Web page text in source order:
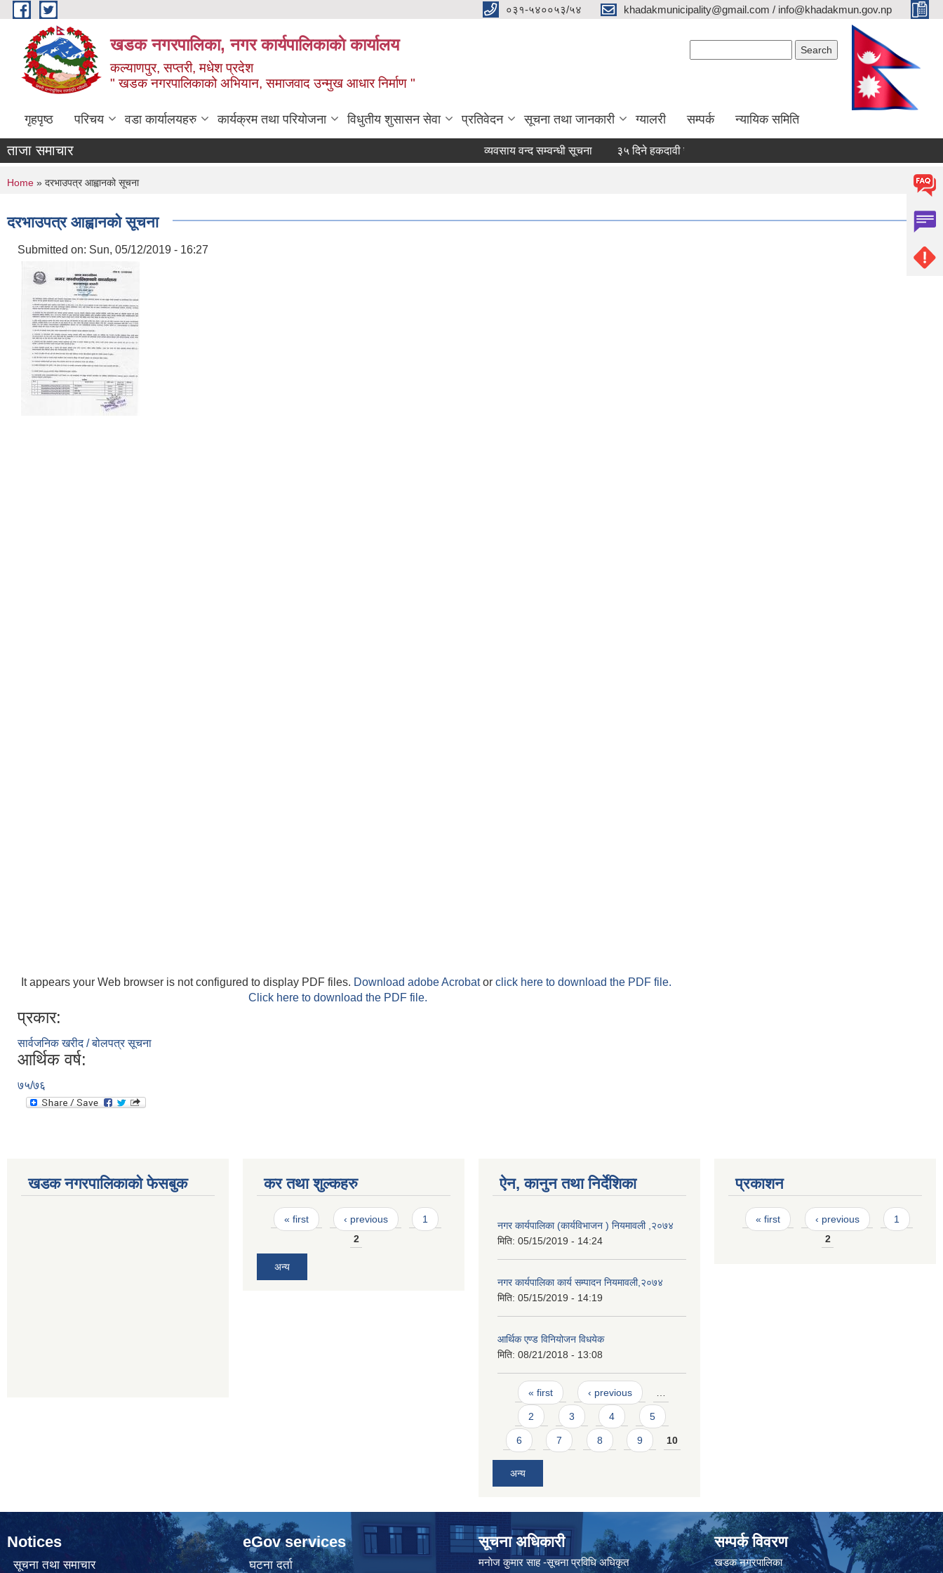
Skip to main content ०३१-५४००५३/५४ khadakmunicipality@gmail.com / info@khadakmun.gov.np
खडक नगरपालिका, नगर कार्यपालिकाकाे कार्यालय
कल्याणपुर, सप्तरी, मधेश प्रदेश
" खडक नगरपालिकाको अभियान, समाजवाद उन्मुख आधार निर्माण "
गृहपृष्ठ परिचय वडा कार्यालयहरु कार्यक्रम तथा परियोजना विधुतीय शुसासन सेवा प्रतिवेदन सूचना तथा जानकारी ग्यालरी सम्पर्क न्यायिक समिति
ताजा समाचार व्यवसाय वन्द सम्वन्धी सूचना ३५ दिने हकदावी सम्वन्धी सार्वजनिक सूचना
You are here
Home » दरभाउपत्र आह्वानको सूचना
दरभाउपत्र आह्वानको सूचना
Submitted on: Sun, 05/12/2019 - 16:27
It appears your Web browser is not configured to display PDF files. Download adobe Acrobator click here to download the PDF file.
Click here to download the PDF file.
प्रकार:
सार्वजनिक खरीद / बोलपत्र सूचना
आर्थिक वर्ष:
७५/७६
खडक नगरपालिकाको फेसबुक कर तथा शुल्कहरु
Pages
« first ‹ previous
1
2
अन्य
ऐन, कानुन तथा निर्देशिका
नगर कार्यपालिका (कार्यविभाजन ) नियमावली ,२०७४
मिति: 05/15/2019 - 14:24
नगर कार्यपालिका कार्य सम्पादन नियमावली,२०७४
मिति: 05/15/2019 - 14:19
आर्थिक एण्ड विनियोजन विधयेक
मिति: 08/21/2018 - 13:08
Pages
« first ‹ previous …
2 3 4 5
6 7 8 9 10
अन्य
प्रकाशन
Pages
« first ‹ previous
1
2
Notices
सूचना तथा समाचार
eGov services
घटना दर्ता
सूचना अधिकारी
मनाेज कुमार साह -सूचना प्रविधि अधिकृत
सम्पर्क विवरण
खडक नगरपालिका